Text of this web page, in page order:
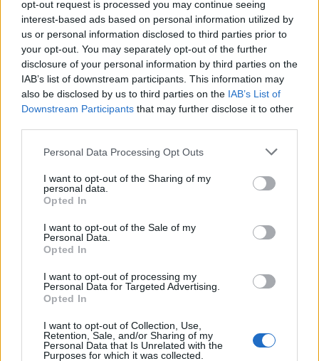
opt-out request is processed you may continue seeing
interest-based ads based on personal information utilized by
us or personal information disclosed to third parties prior to
your opt-out. You may separately opt-out of the further
disclosure of your personal information by third parties on the
IAB’s list of downstream participants. This information may
also be disclosed by us to third parties on the IAB’s List of
Downstream Participants that may further disclose it to other
Personal Data Processing Opt Outs
I want to opt-out of the Sharing of my
personal data.
Opted In
I want to opt-out of the Sale of my
Personal Data.
Opted In
I want to opt-out of processing my
Personal Data for Targeted Advertising.
Opted In
I want to opt-out of Collection, Use,
Retention, Sale, and/or Sharing of my
Personal Data that Is Unrelated with the
Purposes for which it was collected.